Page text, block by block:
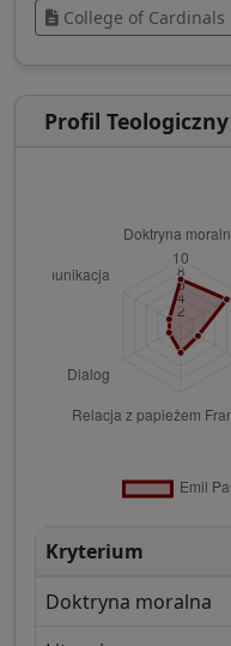
College of Cardinals
Profil Teologiczny
Kryterium
Doktryna moralna